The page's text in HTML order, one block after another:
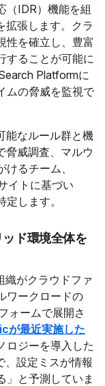
（IDR）機能を組
拡張します。クラ
性を確立し、豊富
することが可能に
Platformに
ムの脅威を監視で
能なルール群と機
脅威調査、マルウ
るチーム、
イトに基づい
します。
ド環境全体を
がクラウドファ
ワークロードの
ォームで展開さ
が最近実施した
ロジーを導入した
設定ミスが情報
」と予測していま